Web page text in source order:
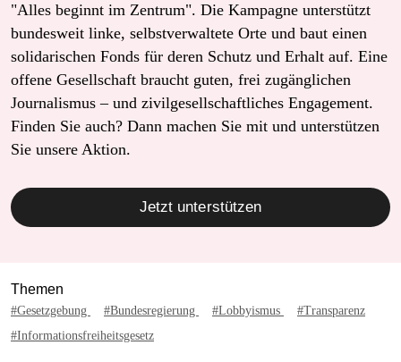
"Alles beginnt im Zentrum". Die Kampagne unterstützt
bundesweit linke, selbstverwaltete Orte und baut einen
solidarischen Fonds für deren Schutz und Erhalt auf. Eine
offene Gesellschaft braucht guten, frei zugänglichen
Journalismus – und zivilgesellschaftliches Engagement.
Finden Sie auch? Dann machen Sie mit und unterstützen
Sie unsere Aktion.
Jetzt unterstützen
Themen
#Gesetzgebung #Bundesregierung #Lobbyismus
#Transparenz
#Informationsfreiheitsgesetz